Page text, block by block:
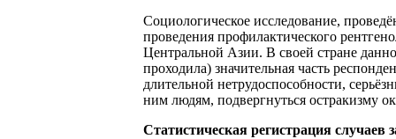
Социологическое исследование,
проведения профилактического
Центральной Азии. В своей стране
проходила) значительная часть
длительной нетрудоспособности,
ним людям, подвергнуться остракизму
Статистическая регистрация случаев